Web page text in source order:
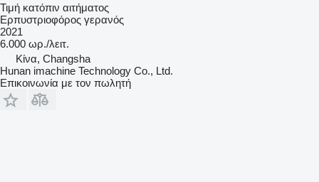
Τιμή κατόπιν αιτήματος
Ερπυστριοφόρος γερανός
2021
6.000 ωρ./λειτ.
Κίνα, Changsha
Hunan imachine Technology Co., Ltd.
Επικοινωνία με τον πωλητή